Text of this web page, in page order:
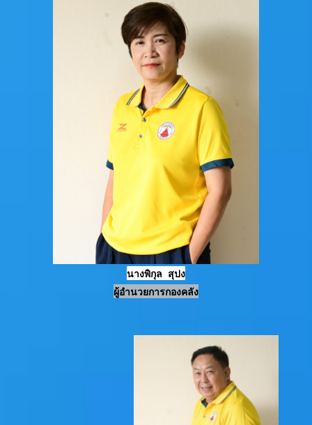
นางพิกุล สุปง
ผู้อำนวยการกองคลัง